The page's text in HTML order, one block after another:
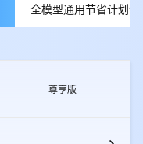
全模型通用节省计划
尊享版